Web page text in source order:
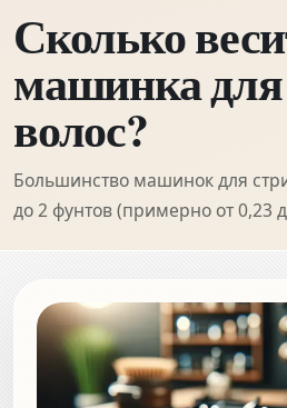
Сколько
машинка
волос?
Большинство машинок для
до 2 фунтов (примерно от 0,23